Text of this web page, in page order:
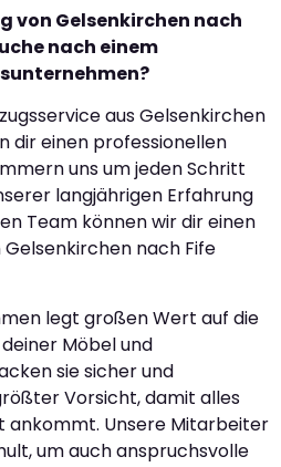
von Gelsenkirchen nach
nach einem
aus Gelsenkirchen
dir einen professionellen
uns um jeden Schritt
langjährigen Erfahrung
Team können wir dir einen
nach Fife
legt großen Wert auf die
Möbel und
sie sicher und
Vorsicht, damit alles
ankommt. Unsere Mitarbeiter
um auch anspruchsvolle